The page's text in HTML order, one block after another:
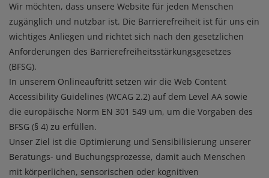
Wir möchten, dass unsere Website für jeden Menschen
zugänglich und nutzbar ist. Die Barrierefreiheit ist für uns ein
wichtiges Anliegen und richtet sich nach den gesetzlichen
Anforderungen des Barrierefreiheitsstärkungsgesetzes
(BFSG).
In unserem Onlineauftritt setzen wir die Web Content
Accessibility Guidelines (WCAG 2.2) auf dem Level AA sowie
die europäische Norm EN 301 549 um, um die Vorgaben des
BFSG (§ 4) zu erfüllen.
Unser Ziel ist die Optimierung und Sensibilisierung unserer
Beratungs- und Buchungsprozesse, damit auch Menschen
mit körperlichen, sensorischen oder kognitiven